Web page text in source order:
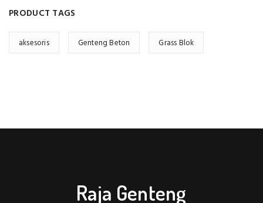
PRODUCT TAGS
aksesoris Genteng Beton Grass Blok
Raja Genteng